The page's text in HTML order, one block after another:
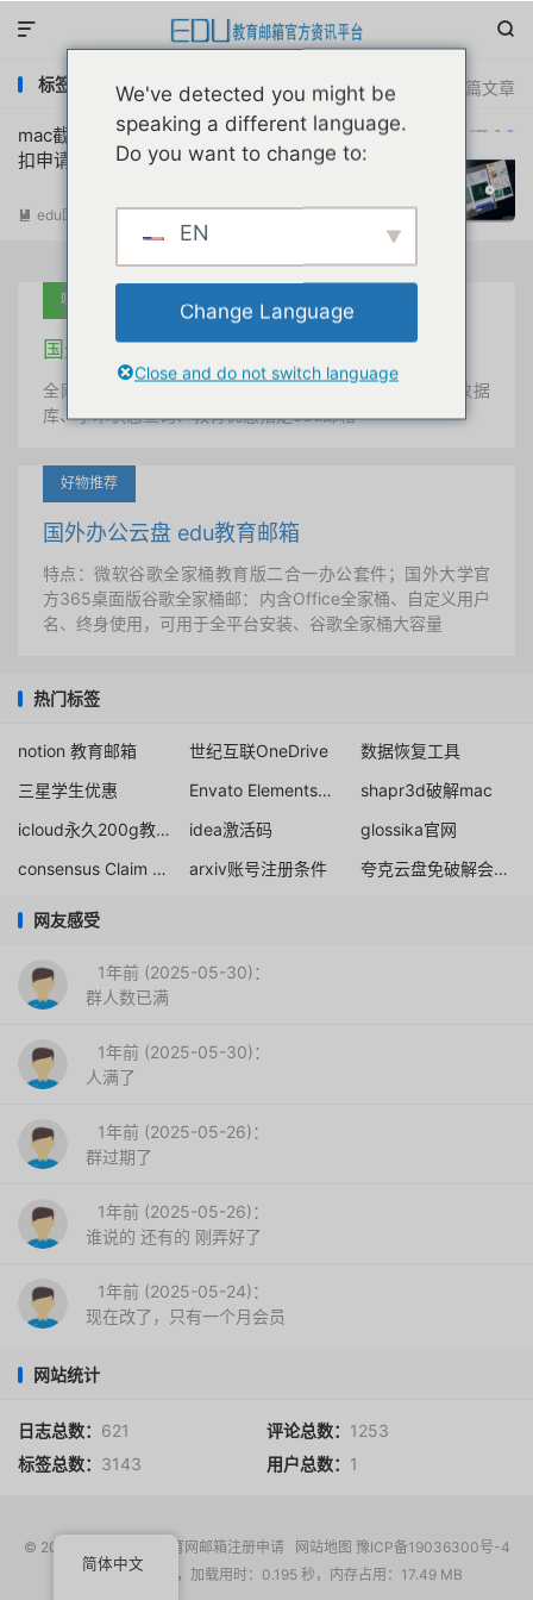


共 1 篇文章
标签：CleanShot X教育优惠
mac截图录屏软件CleanShot X教育优惠折
扣申请注册教程
 edu国外优惠 阅读(11279)
吐血推荐
国外学术美国 edu教育邮箱
全网唯一首发、自定义用户名、终身使用、学术文献数据
库、学术状态查询、教育优惠指定edu邮箱
好物推荐
国外办公云盘 edu教育邮箱
特点：微软谷歌全家桶教育版二合一办公套件；国外大学官
方365桌面版谷歌全家桶邮：内含Office全家桶、自定义用户
名、终身使用，可用于全平台安装、谷歌全家桶大容量
热门标签
notion 教育邮箱 世纪互联OneDrive
数据恢复工具
三星学生优惠
Envato Elements会员订阅
shapr3d破解mac
icloud永久200g教育版
idea激活码
glossika官网
consensus Claim your 40% discount
arxiv账号注册条件 夸克云盘免破解会员教育优惠
网友感受
1年前 (2025-05-30)：
群人数已满
1年前 (2025-05-30)：
人满了
1年前 (2025-05-26)：
群过期了
1年前 (2025-05-26)：
谁说的 还有的 刚弄好了
1年前 (2025-05-24)：
现在改了，只有一个月会员
网站统计
日志总数： 621 评论总数： 1253
标签总数： 3143 用户总数： 1
© 2017-2026 EDU教育网邮箱注册申请 网站地图 豫ICP备19036300号-4
请求次数：16 次，加载用时：0.195 秒，内存占用：17.49 MB
简体中文
We've detected you might be
speaking a different language.
Do you want to change to:
EN
Change Language
Close and do not switch language